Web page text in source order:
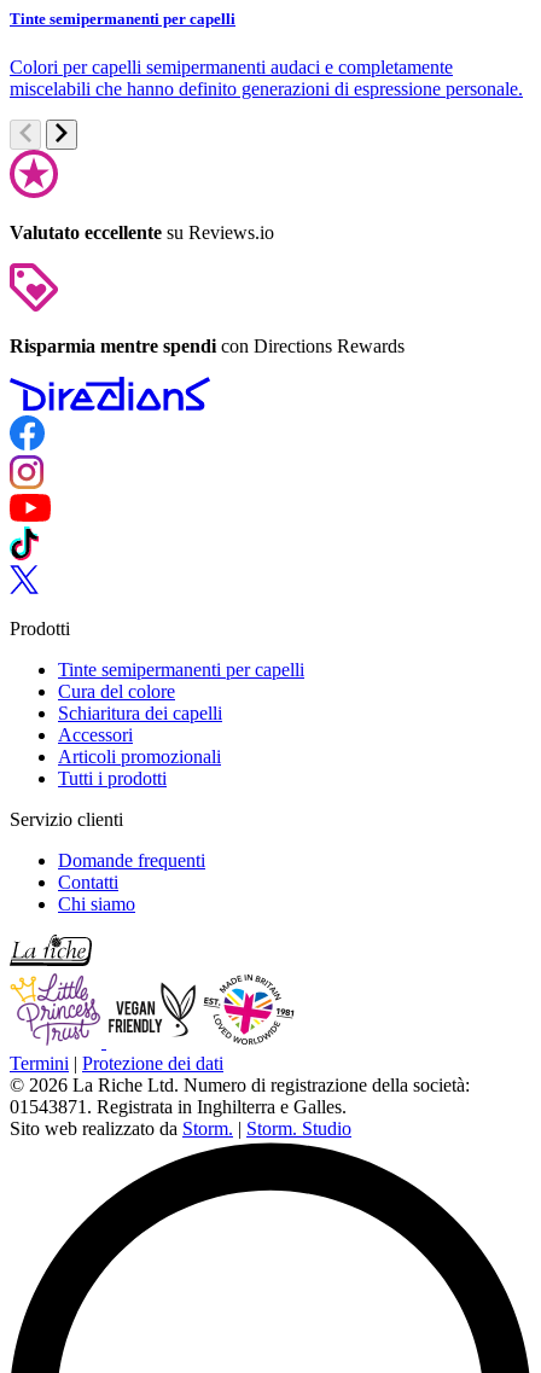
Tinte semipermanenti per capelli
Colori per capelli semipermanenti audaci e completamente
miscelabili che hanno definito generazioni di espressione personale.
Valutato eccellente su Reviews.io
Risparmia mentre spendi con Directions Rewards
Follow us on Facebook
Follow us on Instagram
Follow us on YouTube
Follow us on TikTok
Follow us on Twitter
Prodotti
Tinte semipermanenti per capelli
Cura del colore
Schiaritura dei capelli
Accessori
Articoli promozionali
Tutti i prodotti
Servizio clienti
Domande frequenti
Contatti
Chi siamo
Termini | Protezione dei dati
© 2026 La Riche Ltd. Numero di registrazione della società:
01543871. Registrata in Inghilterra e Galles.
Sito web realizzato da Storm. | Storm. Studio